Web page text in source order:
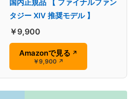
国内正規品 【 ファイナルファン
タジー XIV 推奨モデル 】
￥9,900
Amazonで見る ↗
￥9,900 ↗